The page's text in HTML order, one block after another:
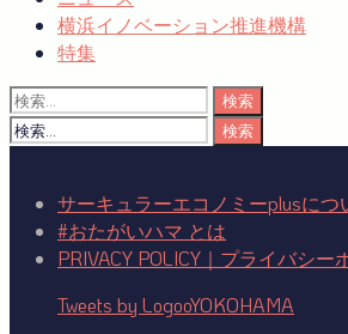
横浜イノベーション推進機構
特集
検
索:
検
索:
サーキュラーエコノミーplusにつ
#おたがいハマ とは
PRIVACY POLICY｜プライバシー
Tweets by LogooYOKOHAMA